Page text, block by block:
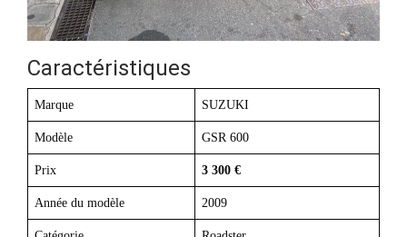
Caractéristiques
Marque SUZUKI
Modèle GSR 600
Prix 3 300 €
Année du modèle 2009